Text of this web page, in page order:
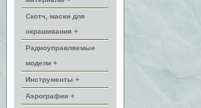
Скотч, маски для
окрашивания +
Радиоуправляемые
модели +
Инструменты +
Аэрография +